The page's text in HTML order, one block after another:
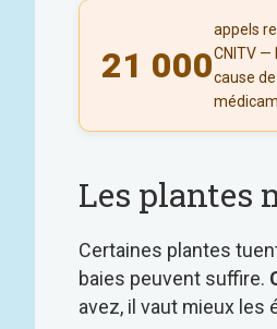
21 000
appels
CNITV —
cause
Les plantes
Certaines plantes
baies peuvent suffire.
avez, il vaut mieux les